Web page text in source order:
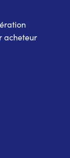
acheteur